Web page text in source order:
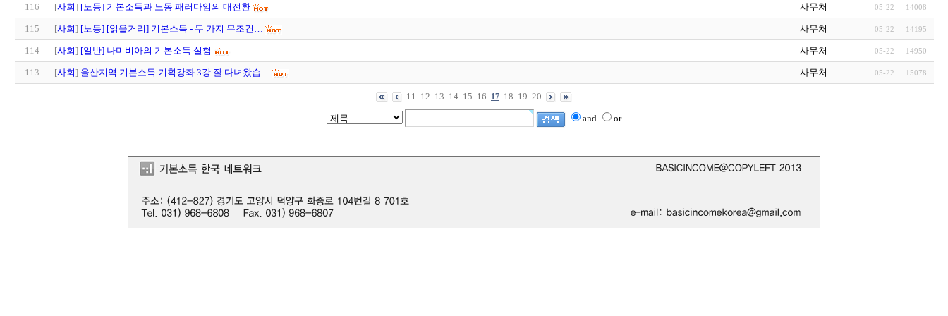
116 [사회] [노동] 기본소득과 노동 패러다임의 대전환 사무처 05-22 14008
115 [사회] [노동] [읽을거리] 기본소득 - 두 가지 무조건… 사무처 05-22 14195
114 [사회] [일반] 나미비아의 기본소득 실험 사무처 05-22 14950
113 [사회] 울산지역 기본소득 기획강좌 3강 잘 다녀왔습… 사무처 05-22 15078
11 12 13 14 15 16 17 18 19 20
and or